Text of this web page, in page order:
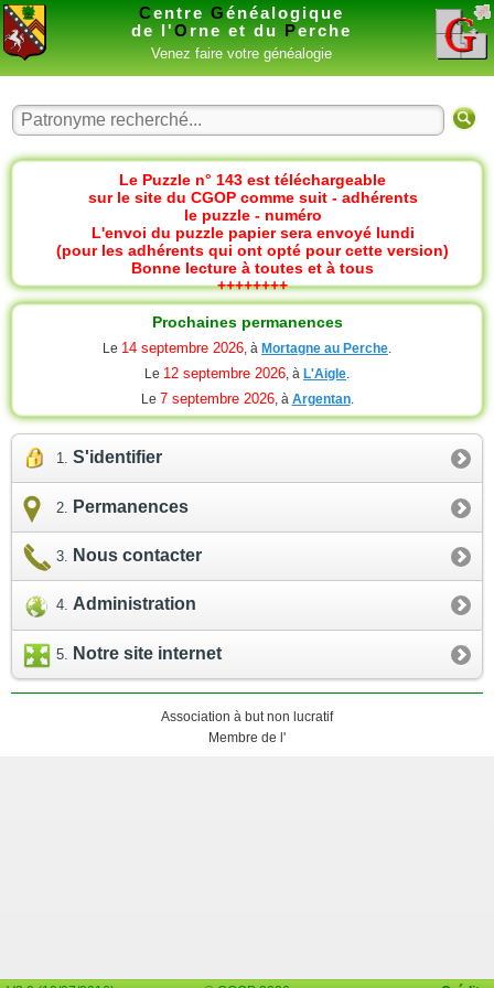
Centre Généalogique
de l'O rne et du Perche
Venez faire votre généalogie
Le Puzzle n° 143 est téléchargeable
sur le site du CGOP comme suit - adhérents
le puzzle - numéro
L'envoi du puzzle papier sera envoyé lundi
(pour les adhérents qui ont opté pour cette version)
Bonne lecture à toutes et à tous
++++++++
Prochaines permanences
Le 14 septembre 2026, à Mortagne au Perche.
Le 12 septembre 2026, à L'Aigle.
Le 7 septembre 2026, à Argentan.
S'identifier
Permanences
Nous contacter
Administration
Notre site internet
Association à but non lucratif
Membre de l'